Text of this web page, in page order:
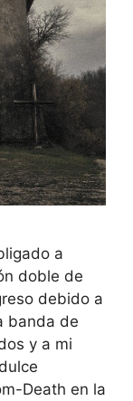
a
doble de
debido a
banda de
y a mi
Death en la